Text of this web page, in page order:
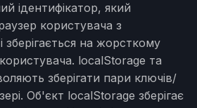
ідентифікатор, який
користувача з
зберігається на жорсткому
localStorage та
зберігати пари ключів/
Об'єкт localStorage зберігає